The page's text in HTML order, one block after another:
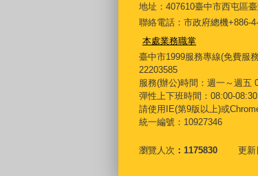
地址：407610臺中市西屯區
聯絡電話：市政府總機+886-
本處業務職掌
臺中市1999服務專線(免費服
22203585
服務(辦公)時間：週一～週五
彈性上下班時間：08:00-
請使用IE(第9版以上)或
統一編號：10927346
瀏覽人次 1175830 更新